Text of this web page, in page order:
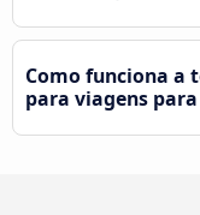
Como funciona a
para viagens para